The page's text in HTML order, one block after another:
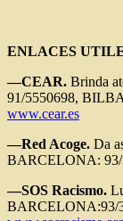
ENLACES
—CEAR. Brinda
91/5550698,
www.cear.es
—Red Acoge. Da
BARCELONA: 93/
—SOS Racismo.
BARCELONA:93/